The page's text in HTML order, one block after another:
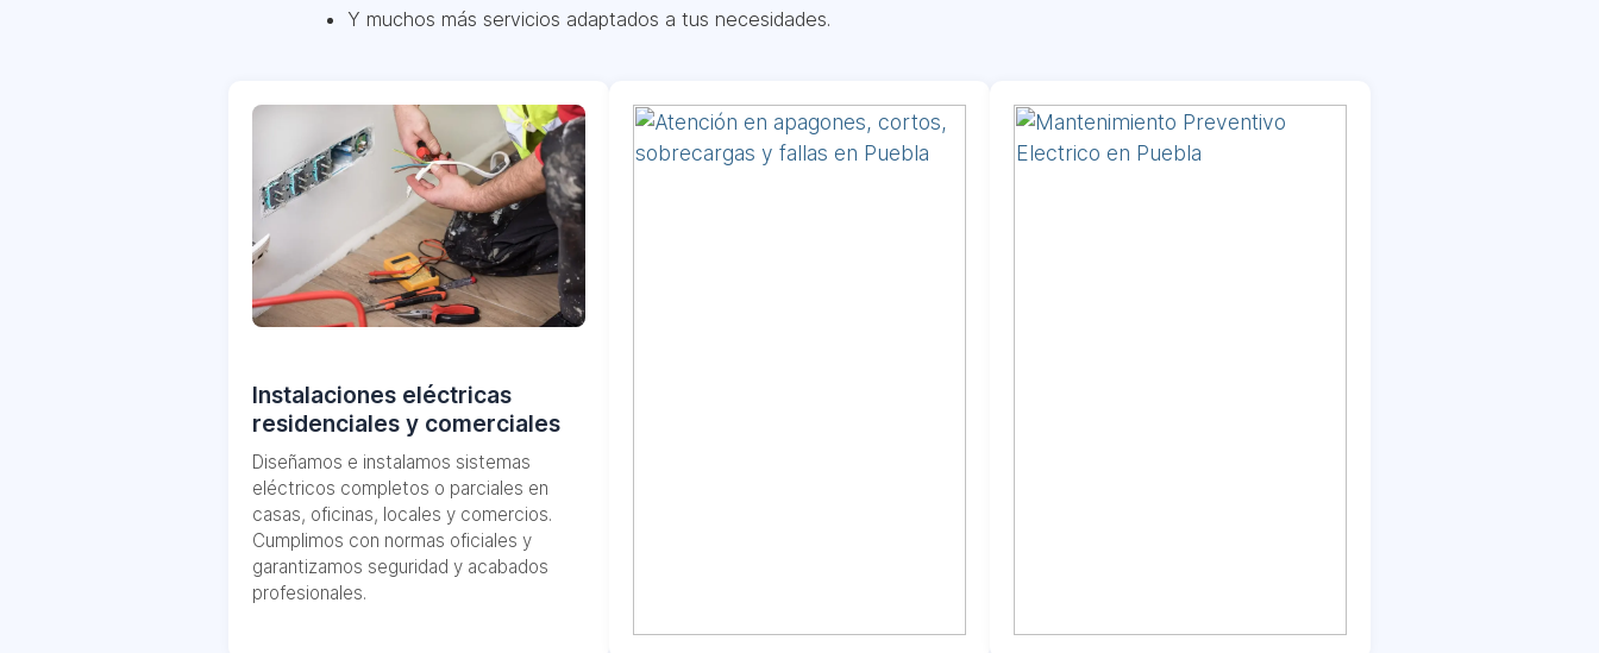
Y muchos más servicios adaptados a tus necesidades.
Instalaciones eléctricas
residenciales y comerciales
Diseñamos e instalamos sistemas
eléctricos completos o parciales en
casas, oficinas, locales y comercios.
Cumplimos con normas oficiales y
garantizamos seguridad y acabados
profesionales.